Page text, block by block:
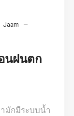
Jaam
นฝนตก
มักมีระบบน้ำ